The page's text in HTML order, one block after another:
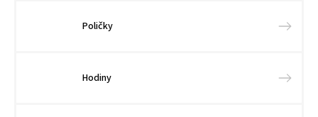
Poličky
Hodiny